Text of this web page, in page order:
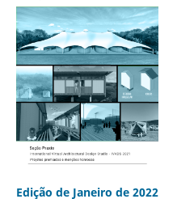
Edição de Janeiro de 2022